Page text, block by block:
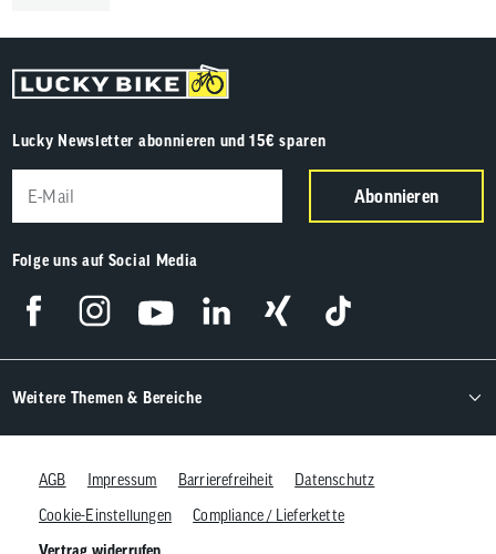
Lucky Newsletter abonnieren und 15€ sparen
Abonnieren
Folge uns auf Social Media
Weitere Themen & Bereiche
AGB Impressum Barrierefreiheit
Datenschutz
Cookie-Einstellungen
Compliance / Lieferkette